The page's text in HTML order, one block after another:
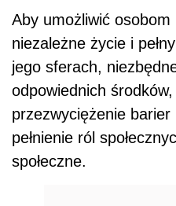
Aby umożliwić osobom
niezależne życie i
jego sferach,
odpowiednich
przezwyciężenie
pełnienie ról
społeczne.